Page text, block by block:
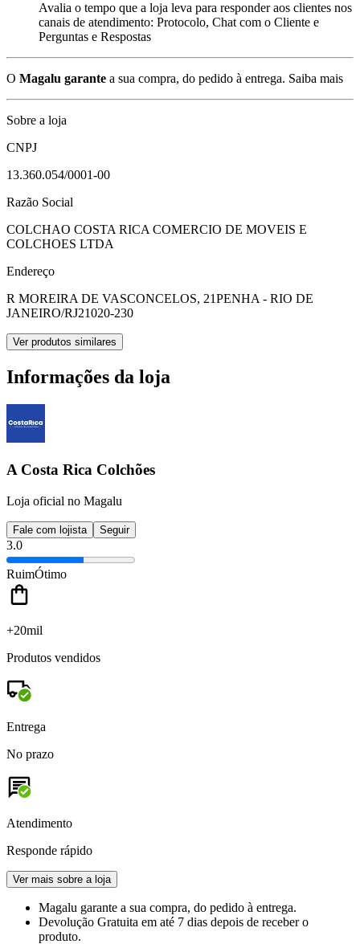
Avalia o tempo que a loja leva para responder aos clientes nos
canais de atendimento: Protocolo, Chat com o Cliente e
Perguntas e Respostas
O Magalu garante a sua compra, do pedido à entrega. Saiba mais
Sobre a loja
CNPJ
13.360.054/0001-00
Razão Social
COLCHAO COSTA RICA COMERCIO DE MOVEIS E
COLCHOES LTDA
Endereço
R MOREIRA DE VASCONCELOS, 21PENHA - RIO DE
JANEIRO/RJ21020-230
Ver produtos similares
Informações da loja
A Costa Rica Colchões
Loja oficial no Magalu
Fale com lojista Seguir
3.0
RuimÓtimo
+20mil
Produtos vendidos
Entrega
No prazo
Atendimento
Responde rápido
Ver mais sobre a loja
Magalu garante a sua compra, do pedido à entrega.
Devolução Gratuita em até 7 dias depois de receber o
produto.